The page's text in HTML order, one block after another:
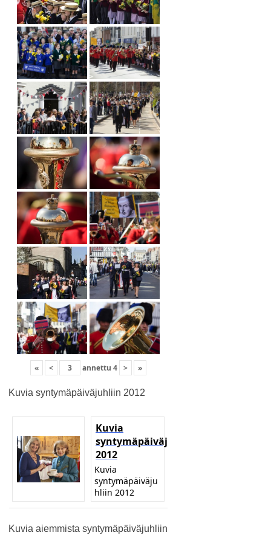
« < annettu 4 > »
Kuvia syntymäpäiväjuhliin 2012
Kuvia
syntymäpäiväjuhliin
2012
Kuvia
syntymäpäiväju
hliin 2012
Kuvia aiemmista syntymäpäiväjuhliin